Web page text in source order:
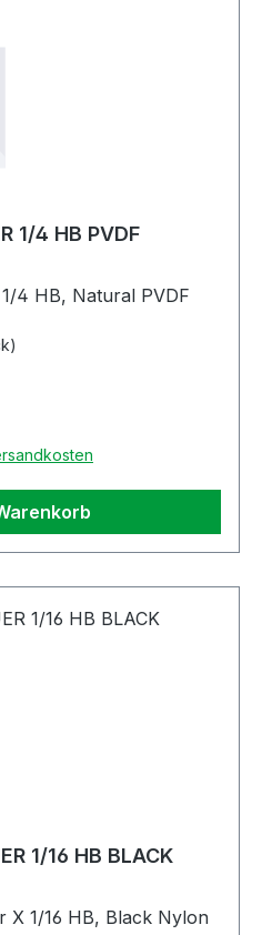
1/4 HB PVDF
4 HB, Natural PVDF
1/16 HB BLACK
X 1/16 HB, Black Nylon